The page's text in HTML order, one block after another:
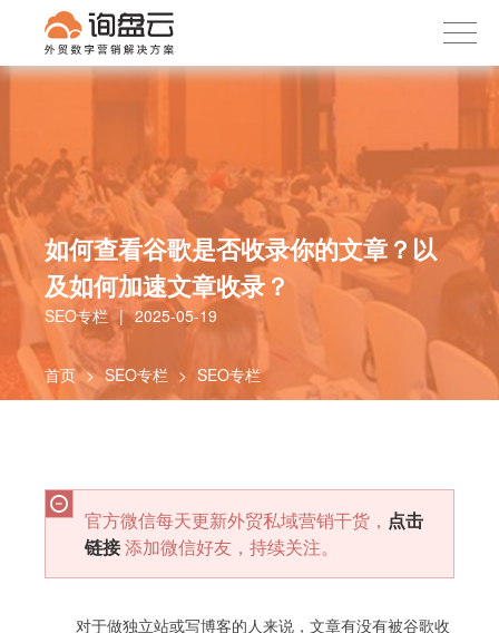
首页
客户案例
内容社区
关于我们
如何查看谷歌是否收录你的文章？以
及如何加速文章收录？
SEO专栏 | 2025-05-19
首页 > SEO专栏 > SEO专栏
官方微信每天更新外贸私域营销干货， 点击
链接添加微信好友，持续关注。
对于做独立站或写博客的人来说，文章有没有被谷歌收
下载APP